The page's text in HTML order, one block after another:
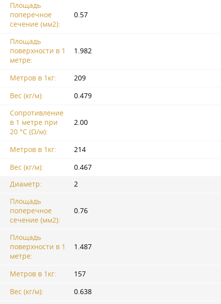
Площадь
поперечное
сечение (мм2):
0.57
Площадь
поверхности в 1
метре:
1.982
Метров в 1кг:
209
Вес (кг/м):
0.479
Сопротивление
в 1 метре при
20 °C (Ω/м):
2.00
Метров в 1кг:
214
Вес (кг/м):
0.467
Диаметр:
2
Площадь
поперечное
сечение (мм2):
0.76
Площадь
поверхности в 1
метре:
1.487
Метров в 1кг:
157
Вес (кг/м):
0.638